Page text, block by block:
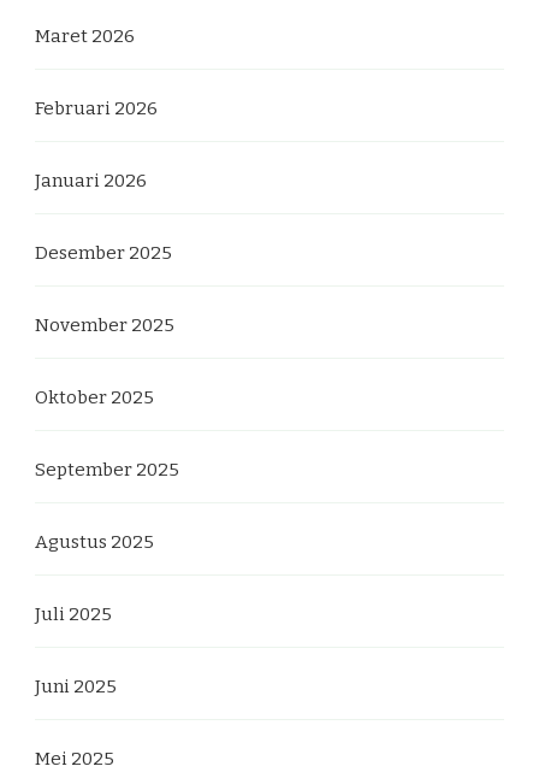
Maret 2026
Februari 2026
Januari 2026
Desember 2025
November 2025
Oktober 2025
September 2025
Agustus 2025
Juli 2025
Juni 2025
Mei 2025